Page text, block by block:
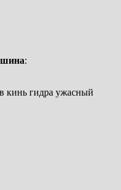
:
кинь гидра ужасный